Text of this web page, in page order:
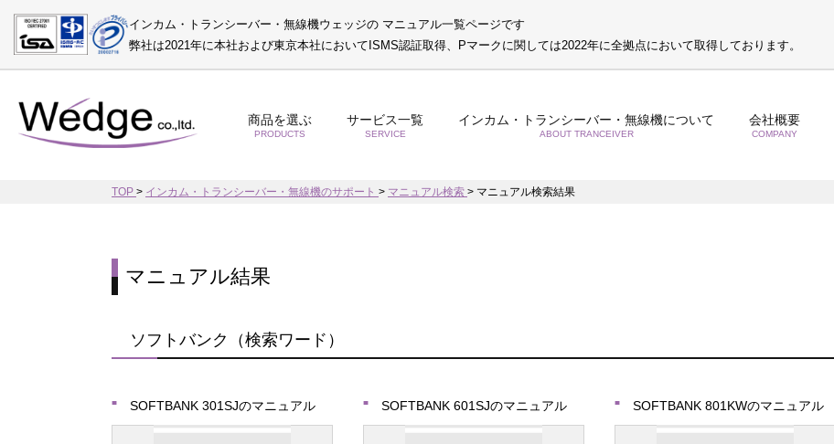
インカム・トランシーバー・無線機ウェッジの マニュアル一覧ページです
弊社は2021年に本社および東京本社においてISMS認証取得、Pマークに関しては2022年に全拠点において取得しております。
商品を選ぶ
PRODUCTS
サービス一覧
SERVICE
インカム・トランシーバー・無線機について
ABOUT TRANCEIVER
会社概要
COMPANY
TOP > インカム・トランシーバー・無線機のサポート > マニュアル検索 > マニュアル検索結果
マニュアル結果
ソフトバンク（検索ワード）
SOFTBANK 301SJのマニュアル SOFTBANK 601SJのマニュアル SOFTBANK 801KWのマニュアル